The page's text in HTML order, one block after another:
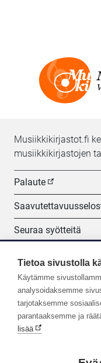
Musiikkikirjastot.fi
musiikkikirjastojen
Palaute
Seuraa syötteitä
Tietoa sivustolla
Käytämme
analysoidaksemme
tarjotaksemme
parantaaksemme ja
lisää